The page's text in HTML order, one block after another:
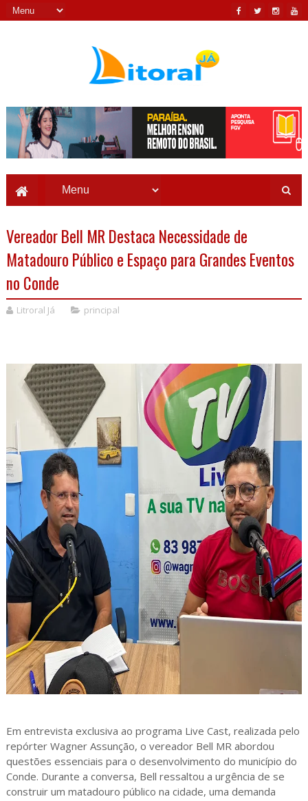
Vereador Bell MR Destaca Necessidade de
Matadouro Público e Espaço para Grandes Eventos
no Conde
Litroral Já principal
Em entrevista exclusiva ao programa Live Cast, realizada pelo
repórter Wagner Assunção, o vereador Bell MR abordou
questões essenciais para o desenvolvimento do município do
Conde. Durante a conversa, Bell ressaltou a urgência de se
construir um matadouro público na cidade, uma demanda